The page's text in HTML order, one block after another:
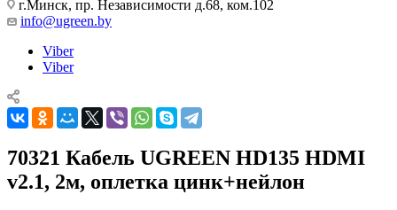
г.Минск, пр. Независимости д.68, ком.102
info@ugreen.by
Viber
Viber
70321 Кабель UGREEN HD135 HDMI
v2.1, 2м, оплетка цинк+нейлон